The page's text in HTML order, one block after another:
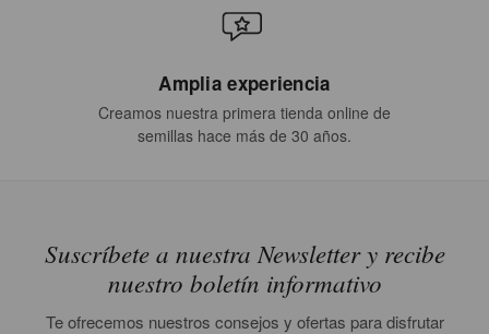
Amplia experiencia
Creamos nuestra primera tienda online de
semillas hace más de 30 años.
Suscríbete a nuestra Newsletter y recibe
nuestro boletín informativo
Te ofrecemos nuestros consejos y ofertas para disfrutar